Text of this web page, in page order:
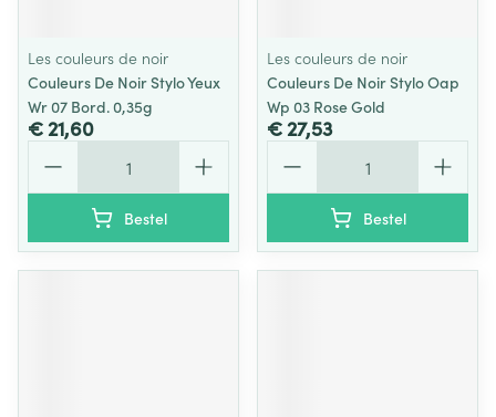
Les couleurs de noir
Couleurs De Noir Stylo Yeux
Wr 07 Bord. 0,35g
€ 21,60
Bestel
Les couleurs de noir
Couleurs De Noir Stylo Oap
Wp 03 Rose Gold
€ 27,53
Bestel